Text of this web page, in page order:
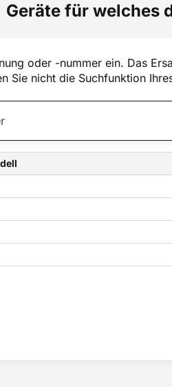
Geräte für welches
oder -nummer ein. Das
Sie nicht die Suchfunktion
zu